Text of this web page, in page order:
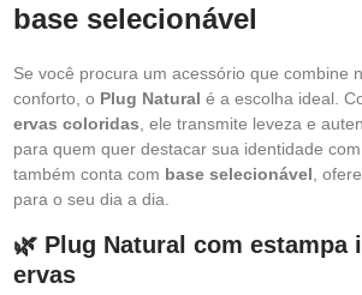
base selecionável
Se você procura um acessório que combine
conforto, o Plug Natural é a escolha ideal.
ervas coloridas , ele transmite leveza e
para quem quer destacar sua identidade
também conta com base selecionável ,
para o seu dia a dia.
🌿 Plug Natural com estampa
ervas